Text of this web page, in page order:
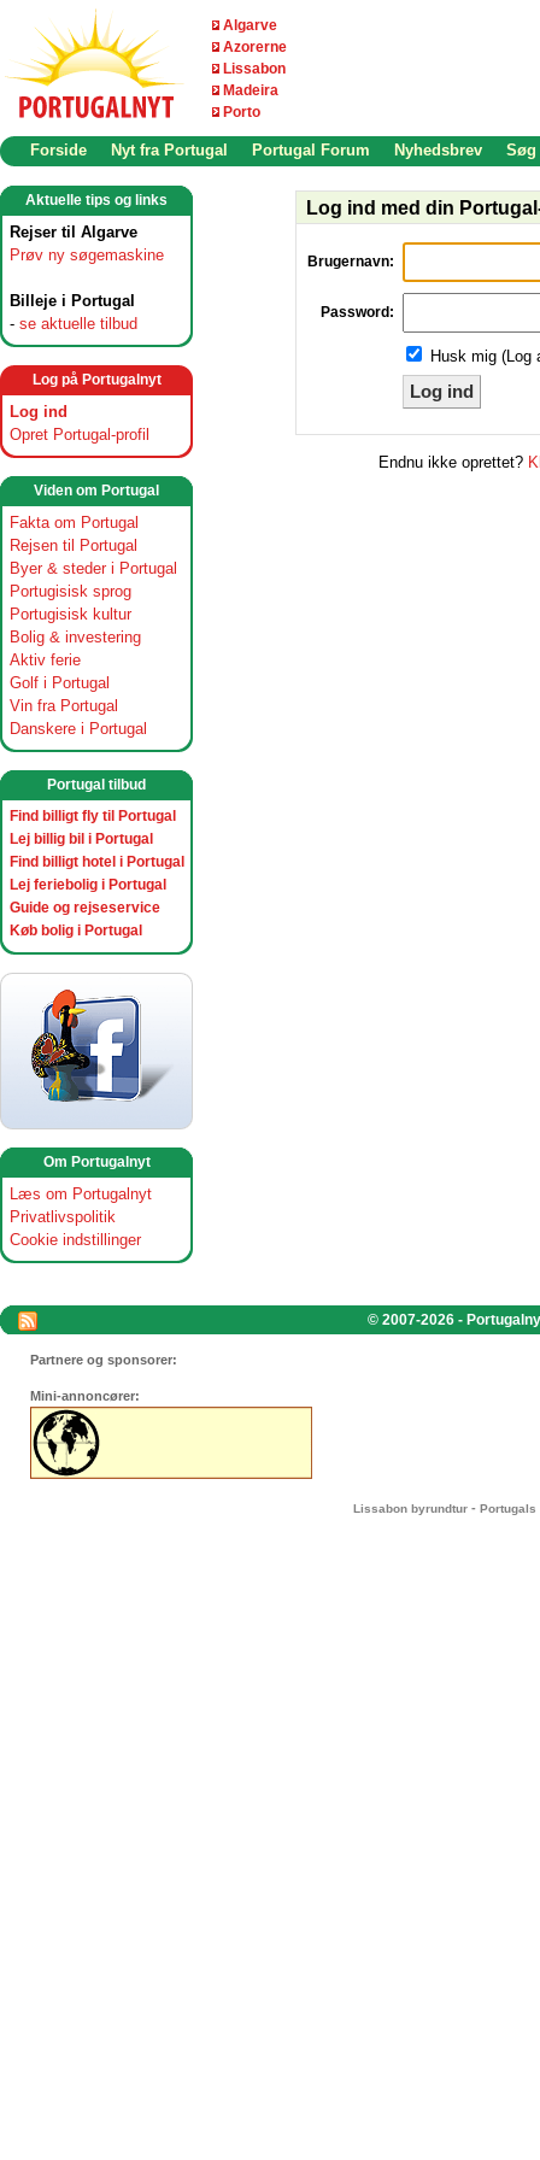
Algarve
Azorerne
Lissabon
Madeira
Porto
Forside Nyt fra Portugal Portugal Forum Nyhedsbrev Søg
Aktuelle tips og links
Rejser til Algarve
Prøv ny søgemaskine
Billeje i Portugal
- se aktuelle tilbud
Log på Portugalnyt
Log ind
Opret Portugal-profil
Viden om Portugal
Fakta om Portugal
Rejsen til Portugal
Byer & steder i Portugal
Portugisisk sprog
Portugisisk kultur
Bolig & investering
Aktiv ferie
Golf i Portugal
Vin fra Portugal
Danskere i Portugal
Portugal tilbud
Find billigt fly til Portugal
Lej billig bil i Portugal
Find billigt hotel i Portugal
Lej feriebolig i Portugal
Guide og rejseservice
Køb bolig i Portugal
Om Portugalnyt
Læs om Portugalnyt
Privatlivspolitik
Cookie indstillinger
Log ind med din
Brugernavn:
Password:
Husk mig (Log
Log ind
Endnu ikke oprettet?
© 2007-2026 -
Partnere og sponsorer:
Mini-annoncører:
Lissabon byrundtur - Portugals